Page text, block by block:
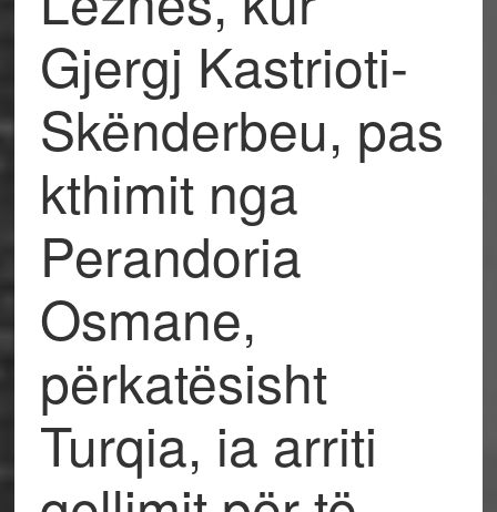
Gjergj Kastrioti-
Skënderbeu, pas
kthimit nga
Perandoria
Osmane,
përkatësisht
Turqia, ia arriti